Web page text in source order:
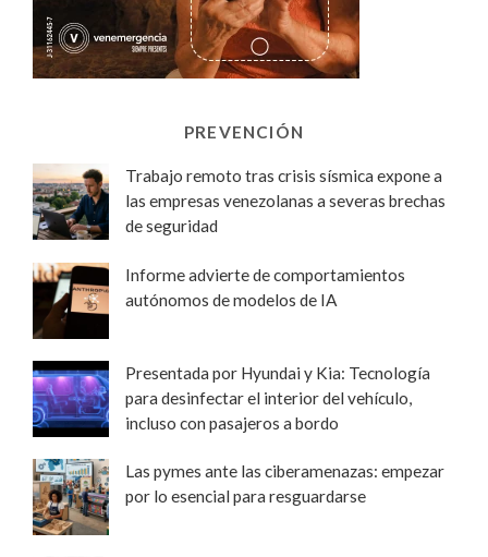
PREVENCIÓN
Trabajo remoto tras crisis sísmica expone a
las empresas venezolanas a severas brechas
de seguridad
Informe advierte de comportamientos
autónomos de modelos de IA
Presentada por Hyundai y Kia: Tecnología
para desinfectar el interior del vehículo,
incluso con pasajeros a bordo
Las pymes ante las ciberamenazas: empezar
por lo esencial para resguardarse